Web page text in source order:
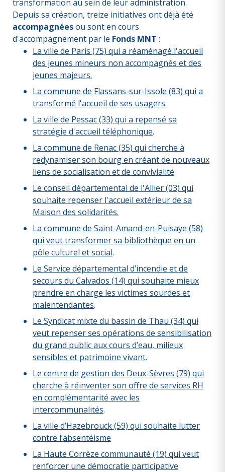
transformation au sein de leur administration.
Depuis sa création, treize initiatives ont déjà été
accompagnéesou sont en cours
d'accompagnement par le Fonds MNT :
La ville de Paris (75) qui a réaménagé l'accueil
des jeunes mineurs non accompagnés et des
jeunes majeurs.
La commune de Flassans-sur-Issole (83) qui a
transformé l'accueil de ses usagers.
La ville de Pessac (33) qui a repensé sa
stratégie d'accueil téléphonique.
La commune de Renac (35) qui cherche à
redynamiser son bourg en créant de nouveaux
liens de socialisation et de convivialité.
Le conseil départemental de l'Allier (03) qui
souhaite repenser l'accueil extérieur de sa
Maison des solidarités.
La commune de Saint-Amand-en-Puisaye (58)
qui veut transformer sa bibliothèque en un
pôle culturel et social.
Le Service départemental d’incendie et de
secours du Calvados (14) qui souhaite mieux
prendre en charge les victimes sourdes et
malentendantes.
Le Syndicat mixte du bassin de Thau (34) qui
veut repenser ses opérations de sensibilisation
du grand public aux cours d’eau, milieux
sensibles et patrimoine vivant.
Le centre de gestion des Deux-Sèvres (79) qui
cherche à réinventer son offre de services RH
en complémentarité avec les
intercommunalités.
La ville d’Hazebrouck (59) qui souhaite lutter
contre l’absentéisme
La Haute Corrèze communauté (19) qui veut
renforcer une démocratie participative